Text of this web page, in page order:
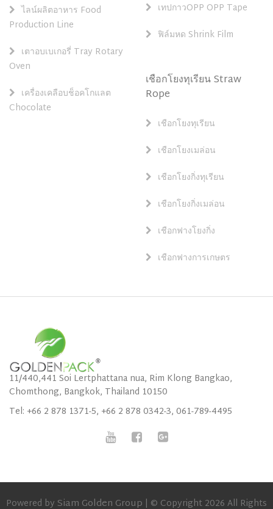
ไลน์ผลิตอาหาร Food
Production Line
เตาอบเบเกอรี่ Tray Rotary
Oven
เครื่องเคลือบช็อคโกแลต
Chocolate
เทปกาวOPP OPP Tape
ฟิล์มหด Shrink Film
เชือกโยงทุเรียน Straw
Rope
เชือกโยงทุเรียน
เชือกโยงเมล่อน
เชือกโยงกิ่งทุเรียน
เชือกโยงกิ่งเมล่อน
เชือกฟางโยงกิ่ง
เชือกฟางการเกษตร
11/440,441 Soi Lertphattana nua, Rim Klong Bangkao,
Chomthong, Bangkok, Thailand 10150
Tel: +66 2 878 1371-5, +66 2 878 0342-3, 061-789-4495
Powered by Siam Golden Group | © Copyright 2026 All Rights